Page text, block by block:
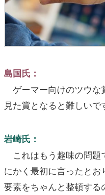
島国氏：
ゲーマー向けのツウな
見た賞となると難しいで
岩崎氏：
これはもう趣味の問題
にかく最初に言ったと
要素をちゃんと整頓す